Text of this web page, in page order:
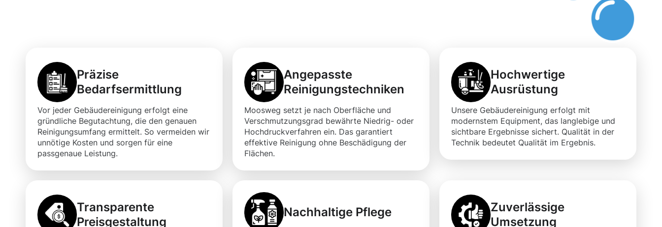
Präzise
Bedarfsermittlung
Vor jeder Gebäudereinigung erfolgt eine
gründliche Begutachtung, die den genauen
Reinigungsumfang ermittelt. So vermeiden wir
unnötige Kosten und sorgen für eine
passgenaue Leistung.
Angepasste
Reinigungstechniken
Moosweg setzt je nach Oberfläche und
Verschmutzungsgrad bewährte Niedrig- oder
Hochdruckverfahren ein. Das garantiert
effektive Reinigung ohne Beschädigung der
Flächen.
Hochwertige
Ausrüstung
Unsere Gebäudereinigung erfolgt mit
modernstem Equipment, das langlebige und
sichtbare Ergebnisse sichert. Qualität in der
Technik bedeutet Qualität im Ergebnis.
Transparente
Preisgestaltung
Nachhaltige Pflege
Zuverlässige
Umsetzung